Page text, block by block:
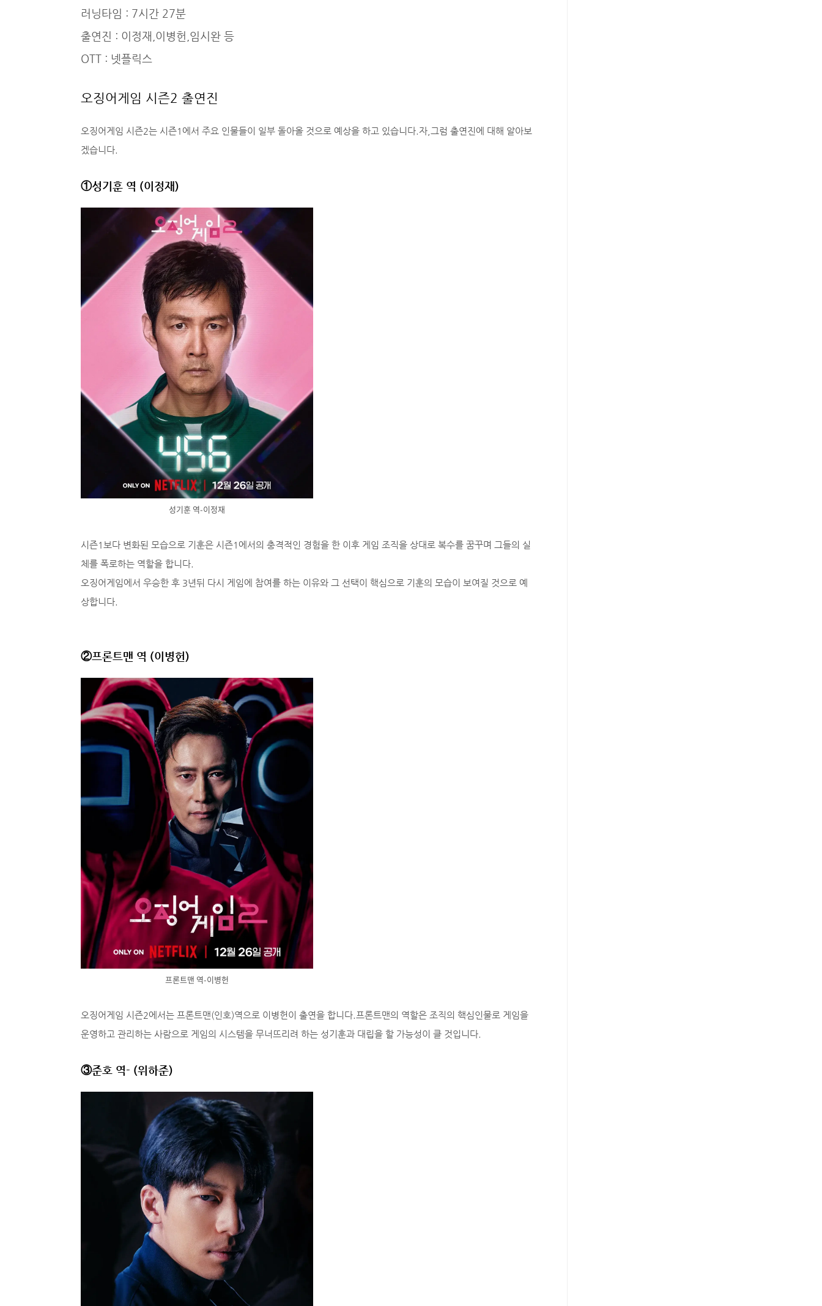
러닝타임 : 7시간 27분
출연진 : 이정재,이병헌,임시완 등
OTT : 넷플릭스
오징어게임 시즌2 출연진
오징어게임 시즌2는 시즌1에서 주요 인물들이 일부 돌아올 것으로 예상을 하고 있습니다.자,그럼 출연진에 대해 알아보
겠습니다.
①성기훈 역 (이정재)
성기훈 역-이정재
시즌1보다 변화된 모습으로 기훈은 시즌1에서의 충격적인 경험을 한 이후 게임 조직을 상대로 복수를 꿈꾸며 그들의 실
체를 폭로하는 역할을 합니다.
오징어게임에서 우승한 후 3년뒤 다시 게임에 참여를 하는 이유와 그 선택이 핵심으로 기훈의 모습이 보여질 것으로 예
상합니다.
②프론트맨 역 (이병헌)
프론트맨 역-이병헌
오징어게임 시즌2에서는 프론트맨(인호)역으로 이병헌이 출연을 합니다.프론트맨의 역할은 조직의 핵심인물로 게임을
운영하고 관리하는 사람으로 게임의 시스템을 무너뜨리려 하는 성기훈과 대립을 할 가능성이 클 것입니다.
③준호 역- (위하준)